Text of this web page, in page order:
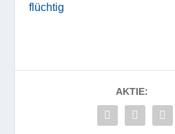
flüchtig
AKTIE: